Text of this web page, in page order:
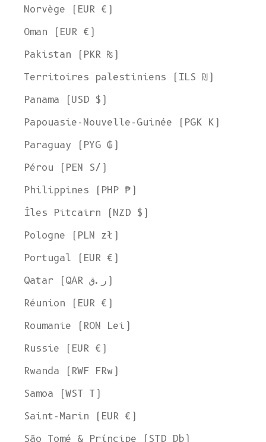
Norvège (EUR €)
Oman (EUR €)
Pakistan (PKR ₨)
Territoires palestiniens (ILS ₪)
Panama (USD $)
Papouasie-Nouvelle-Guinée (PGK K)
Paraguay (PYG ₲)
Pérou (PEN S/)
Philippines (PHP ₱)
Îles Pitcairn (NZD $)
Pologne (PLN zł)
Portugal (EUR €)
Qatar (QAR ر.ق)
Réunion (EUR €)
Roumanie (RON Lei)
Russie (EUR €)
Rwanda (RWF FRw)
Samoa (WST T)
Saint-Marin (EUR €)
São Tomé & Príncipe (STD Db)
Bienvenue chez L'ENVERS
l'option qui vous convient le mieux :